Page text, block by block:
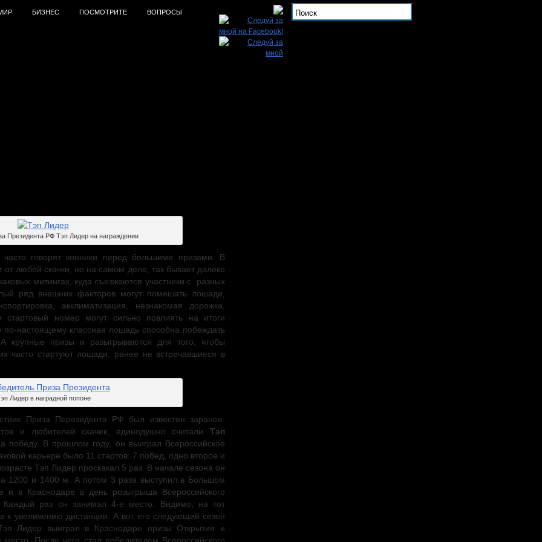
БИЗНЕС ПОСМОТРИТЕ ВОПРОСЫ
Президента РФ Тэп Лидер на награждении
говорят конники перед большими призами. В
от любой скачки, но на самом деле, так бывает далеко
митингах, куда съезжаются участники с разных
ряд внешних факторов могут помешать лошади,
акклиматизация, незнакомая дорожка,
стартовый номер могут сильно повлиять на итоги
по-настоящему классная лошадь способна побеждать
крупные призы и разыгрываются для того, чтобы
часто стартуют лошади, ранее не встречавшиеся в
Лидер в наградной попоне
Приза Перезидента РФ был известен заранее.
и любителей скачек, единодушно считали Тэп
победу. В прошлом году, он выиграл Всероссийское
карьере было 11 стартов: 7 побед, одно второе и
Тэп Лидер проскакал 5 раз. В начале сезона он
1200 и 1400 м. А потом 3 раза выступил в Большом
и в Краснодаре в день розыгрыша Всероссийского
Каждый раз он занимал 4-е место. Видимо, на тот
увеличению дистанции. А вот его следующий сезон
Лидер выиграл в Краснодаре призы Открытия и